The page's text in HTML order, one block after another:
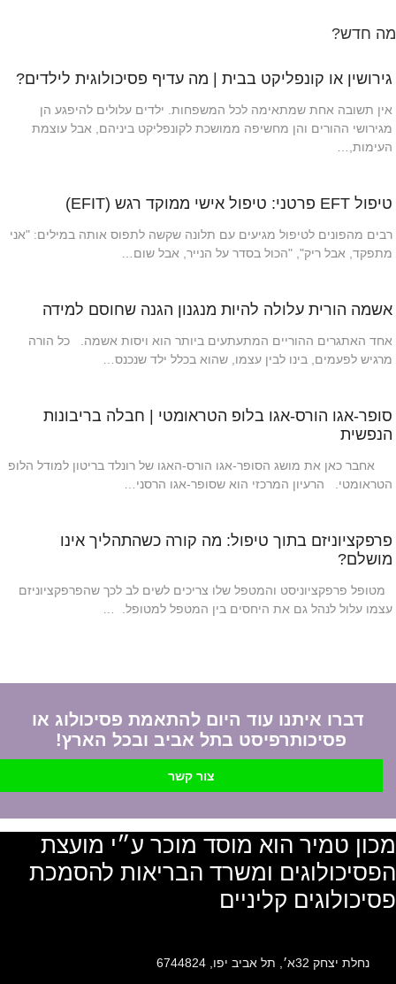
מה חדש?
גירושין או קונפליקט בבית | מה עדיף פסיכולוגית לילדים?
אין תשובה אחת שמתאימה לכל המשפחות. ילדים עלולים להיפגע הן
מגירושי ההורים והן מחשיפה ממושכת לקונפליקט ביניהם, אבל עוצמת
העימות,…
טיפול EFT פרטני: טיפול אישי ממוקד רגש (EFIT)
רבים מהפונים לטיפול מגיעים עם תלונה שקשה לתפוס אותה במילים: "אני
מתפקד, אבל ריק", "הכול בסדר על הנייר, אבל שום…
אשמה הורית עלולה להיות מנגנון הגנה שחוסם למידה
אחד האתגרים ההוריים המתעתעים ביותר הוא ויסות אשמה. כל הורה
מרגיש לפעמים, בינו לבין עצמו, שהוא בכלל ילד שנכנס…
סופר-אגו הורס-אגו בלופ הטראומטי | חבלה בריבונות
הנפשית
אחבר כאן את מושג הסופר-אגו הורס-האגו של רונלד בריטון למודל הלופ
הטראומטי. הרעיון המרכזי הוא שסופר-אגו הרסני…
פרפקציוניזם בתוך טיפול: מה קורה כשהתהליך אינו
מושלם?
מטופל פרפקציוניסט והמטפל שלו צריכים לשים לב לכך שהפרפקציוניזם
עצמו עלול לנהל גם את היחסים בין המטפל למטופל. …
דברו איתנו עוד היום להתאמת פסיכולוג או
פסיכותרפיסט בתל אביב ובכל הארץ!
צור קשר
מכון טמיר הוא מוסד מוכר ע״י מועצת
הפסיכולוגים ומשרד הבריאות להסמכת
פסיכולוגים קליניים
נחלת יצחק 32א׳, תל אביב יפו, 6744824